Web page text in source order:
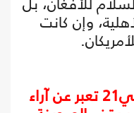
وإن كانت
المقالات المنشورة في عربي21 تعبر عن آراء